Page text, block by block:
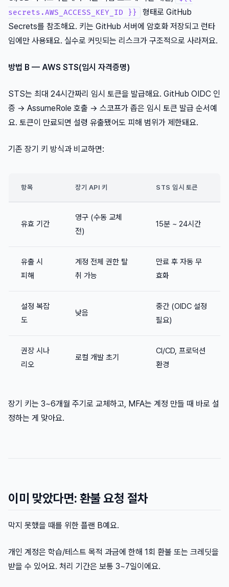
secrets.AWS_ACCESS_KEY_ID }}
형태로 GitHub
Secrets를 참조해요. 키는 GitHub 서버에 암호화 저장되고 런타
임에만 사용돼요. 실수로 커밋되는 리스크가 구조적으로 사라져요.
방법 B — AWS STS(임시 자격증명)
STS는 최대 24시간짜리 임시 토큰을 발급해요. GitHub OIDC 인
증 → AssumeRole 호출 → 스코프가 좁은 임시 토큰 발급 순서예
요. 토큰이 만료되면 설령 유출됐어도 피해 범위가 제한돼요.
기존 장기 키 방식과 비교하면:
항목 장기 API 키 STS 임시 토큰
유효 기간
영구 (수동 교체
전)
15분 ~ 24시간
유출 시
피해
계정 전체 권한 탈
취 가능
만료 후 자동 무
효화
설정 복잡
도
낮음
중간 (OIDC 설정
필요)
권장 시나
리오
로컬 개발 초기
CI/CD, 프로덕션
환경
장기 키는 3~6개월 주기로 교체하고, MFA는 계정 만들 때 바로 설
정하는 게 맞아요.
이미 맞았다면: 환불 요청 절차
막지 못했을 때를 위한 플랜 B예요.
개인 계정은 학습/테스트 목적 과금에 한해 1회 환불 또는 크레딧을
받을 수 있어요. 처리 기간은 보통 3~7일이에요.